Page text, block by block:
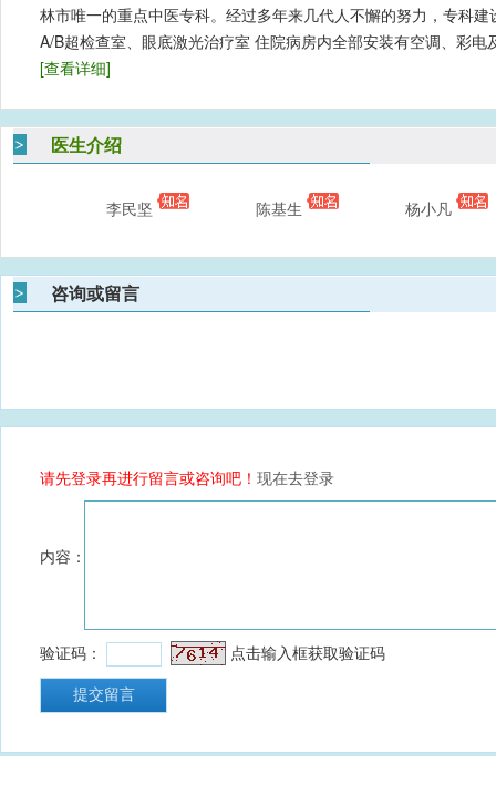
林市唯一的重点中医专科。经过多年来几代人不懈的努力，专科
A/B超检查室、眼底激光治疗室 住院病房内全部安装有空调、彩
[查看详细]
医生介绍
李民坚 陈基生 杨小凡